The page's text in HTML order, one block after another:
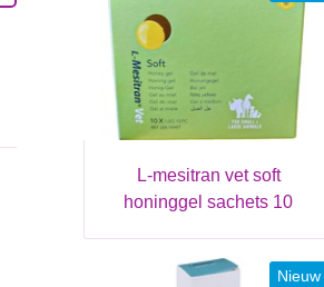
l-mesitran vet soft
honinggel sachets 10
Nieuw